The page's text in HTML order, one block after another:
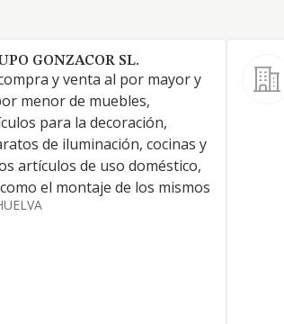
GONZACOR SL.
y venta al por mayor y
menor de muebles,
para la decoración,
de iluminación, cocinas y
artículos de uso doméstico,
el montaje de los mismos